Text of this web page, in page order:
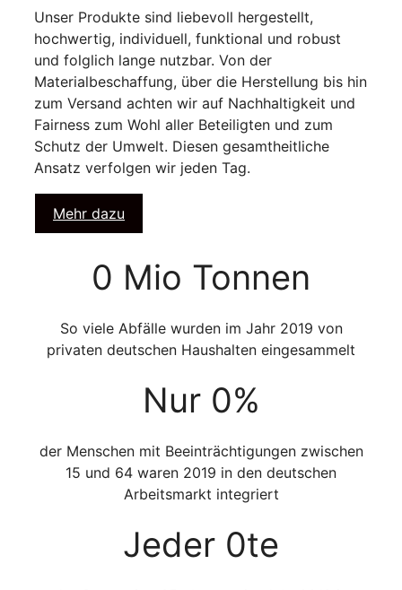
Unser Produkte sind liebevoll hergestellt,
hochwertig, individuell, funktional und robust
und folglich lange nutzbar. Von der
Materialbeschaffung, über die Herstellung bis hin
zum Versand achten wir auf Nachhaltigkeit und
Fairness zum Wohl aller Beteiligten und zum
Schutz der Umwelt. Diesen gesamtheitliche
Ansatz verfolgen wir jeden Tag.
Mehr dazu
0 Mio Tonnen
So viele Abfälle wurden im Jahr 2019 von
privaten deutschen Haushalten eingesammelt
Nur 0%
der Menschen mit Beeinträchtigungen zwischen
15 und 64 waren 2019 in den deutschen
Arbeitsmarkt integriert
Jeder 0te